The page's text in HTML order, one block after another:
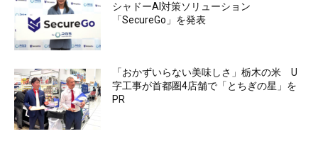
シャドーAI対策ソリューション
「SecureGo」を発表
「おかずいらない美味しさ」栃木の米 U
字工事が首都圏4店舗で「とちぎの星」を
PR